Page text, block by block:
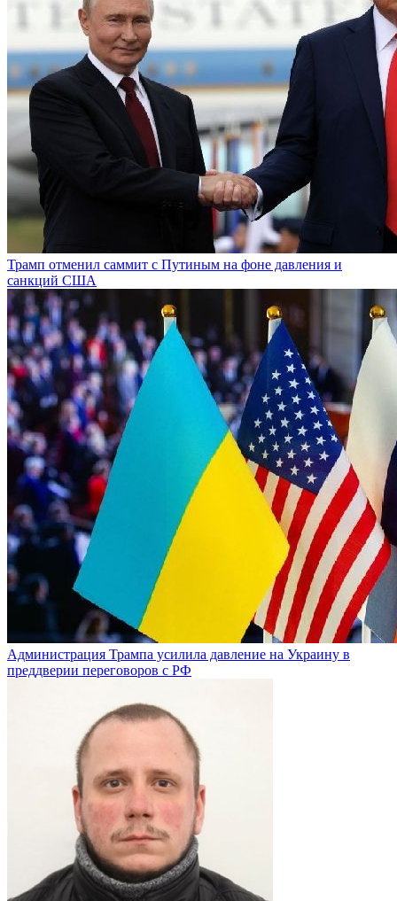
Трамп отменил саммит с Путиным на фоне давления и
санкций США
Администрация Трампа усилила давление на Украину в
преддверии переговоров с РФ